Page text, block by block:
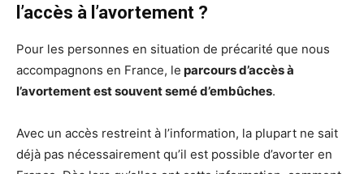
l’accès à l’avortement ?
Pour les personnes en situation de précarité que nous
accompagnons en France, le parcours d’accès à
l’avortement est souvent semé d’embûches.
Avec un accès restreint à l’information, la plupart ne sait
déjà pas nécessairement qu’il est possible d’avorter en